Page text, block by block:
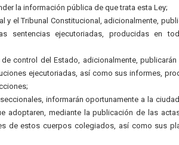
la información pública de que trata esta Ley;
y el Tribunal Constitucional, adicionalmente,
sentencias ejecutoriadas, producidas en
control del Estado, adicionalmente, publicarán
ejecutoriadas, así como sus informes,
informarán oportunamente a la
adoptaren, mediante la publicación de las
de estos cuerpos colegiados, así como sus